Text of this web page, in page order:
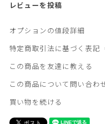
レビューを投稿
オプションの値段詳細
特定商取引法に基づく表記
この商品を友達に教える
この商品について問い合わ
買い物を続ける